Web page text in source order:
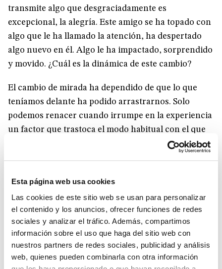
Esta página web usa cookies
Las cookies de este sitio web se usan para personalizar
el contenido y los anuncios, ofrecer funciones de redes
sociales y analizar el tráfico. Además, compartimos
información sobre el uso que haga del sitio web con
nuestros partners de redes sociales, publicidad y análisis
web, quienes pueden combinarla con otra información
transmite algo que desgraciadamente es
excepcional, la alegría. Este amigo se ha topado con
algo que le ha llamado la atención, ha despertado
algo nuevo en él. Algo le ha impactado, sorprendido
y movido. ¿Cuál es la dinámica de este cambio?
El cambio de mirada ha dependido de que lo que
teníamos delante ha podido arrastrarnos. Solo
podemos renacer cuando irrumpe en la experiencia
un factor que trastoca el modo habitual con el que
nos relacionamos con la realidad. El nihilismo está
de construir, de vivir una aventura, de “iniciar
empresas que nos lleven más allá de las columnas
de Hércules”. Siguiendo el paralelismo con las
palabras de Pavese “prisión, estupidez, enfermedad,
hábito” pueden carcomer el deseo si permanecemos
en la cerrazón de un monólogo interior que no da